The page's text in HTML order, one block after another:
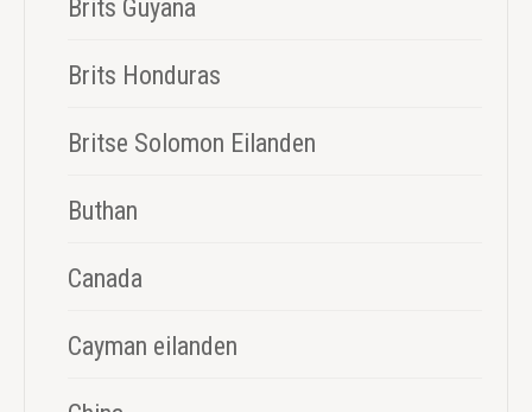
Brits Guyana
Brits Honduras
Britse Solomon Eilanden
Buthan
Canada
Cayman eilanden